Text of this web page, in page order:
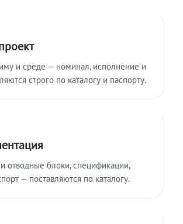
и среде — номинал, исполнение и
строго по каталогу и паспорту.
отводные блоки, спецификации,
— поставляются по каталогу.